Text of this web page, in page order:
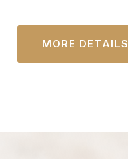
MORE DETAILS